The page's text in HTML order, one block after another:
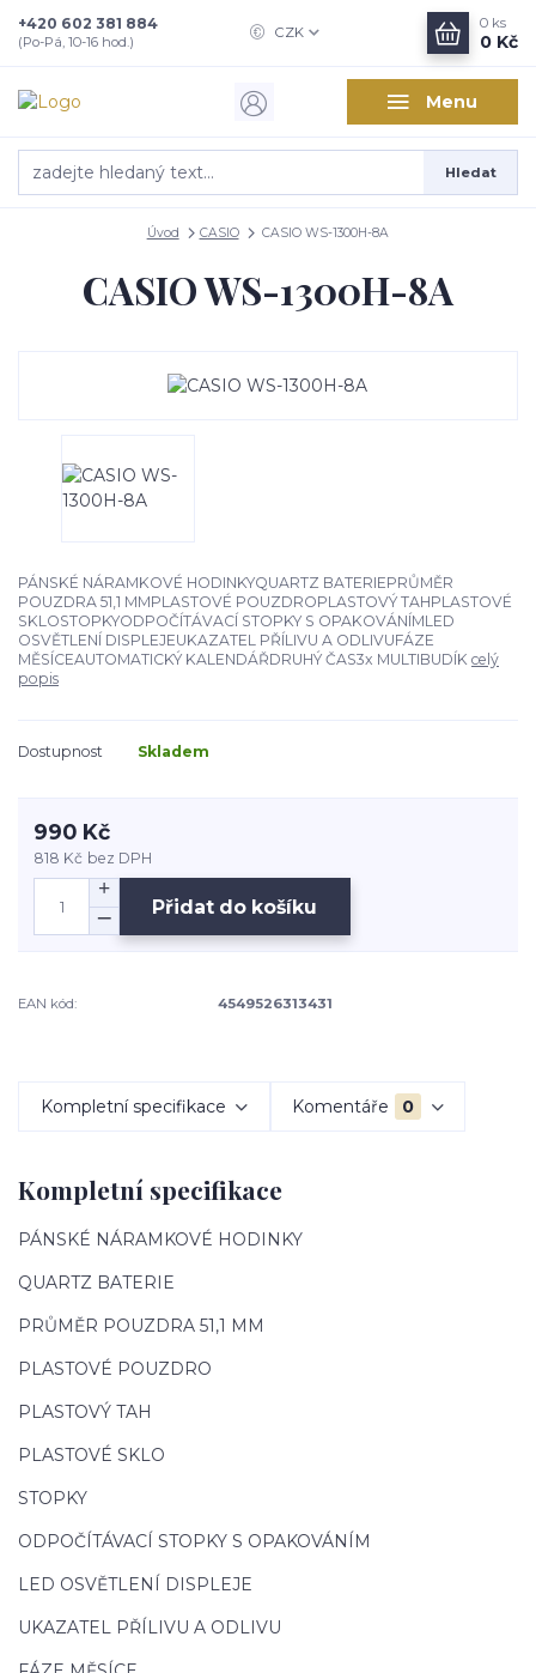
Menu
CZK
Hledat
+420 602 381 884
(Po-Pá, 10-16 hod.)
0 ks
0 Kč
Úvod CASIO CASIO WS-1300H-8A
CASIO WS-1300H-8A
PÁNSKÉ NÁRAMKOVÉ HODINKYQUARTZ BATERIEPRŮMĚR
POUZDRA 51,1 MMPLASTOVÉ POUZDROPLASTOVÝ TAHPLASTOVÉ
SKLOSTOPKYODPOČÍTÁVACÍ STOPKY S OPAKOVÁNÍMLED
OSVĚTLENÍ DISPLEJEUKAZATEL PŘÍLIVU A ODLIVUFÁZE
MĚSÍCEAUTOMATICKÝ KALENDÁŘDRUHÝ ČAS3x MULTIBUDÍK celý
popis
Dostupnost Skladem
990 Kč
818 Kč bez DPH
Přidat do košíku
EAN kód: 4549526313431
Kompletní specifikace Komentáře 0
Kompletní specifikace
PÁNSKÉ NÁRAMKOVÉ HODINKY
QUARTZ BATERIE
PRŮMĚR POUZDRA 51,1 MM
PLASTOVÉ POUZDRO
PLASTOVÝ TAH
PLASTOVÉ SKLO
STOPKY
ODPOČÍTÁVACÍ STOPKY S OPAKOVÁNÍM
LED OSVĚTLENÍ DISPLEJE
UKAZATEL PŘÍLIVU A ODLIVU